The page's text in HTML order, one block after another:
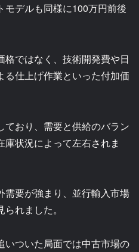
デルも同様に100万円前後
格ではなく、技術開発費や日
仕上げ作業といった付加価
おり、需要と供給のバラン
状況によって左右されま
需要が強まり、並行輸入市場
れました。
いついた局面では中古市場の